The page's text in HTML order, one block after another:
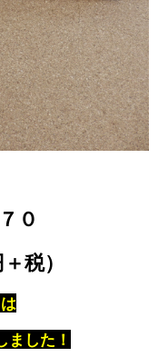
０
税）
は
した！